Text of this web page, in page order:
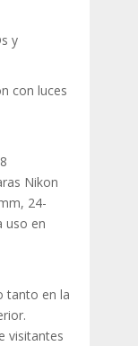
y
con luces
Nikon
24-
uso en
tanto en la
visitantes